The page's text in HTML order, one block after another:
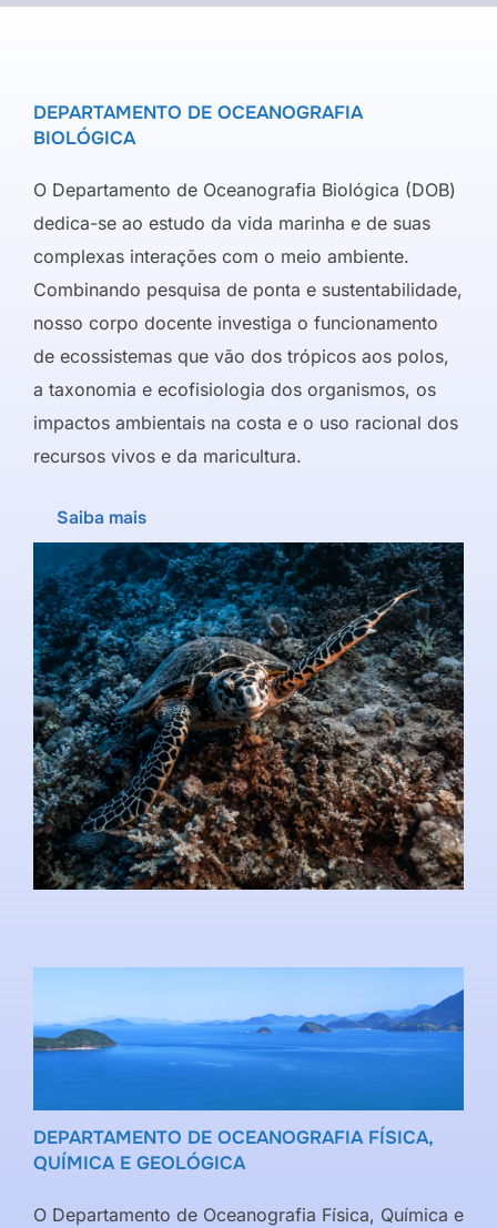
DEPARTAMENTO DE OCEANOGRAFIA
BIOLÓGICA
O Departamento de Oceanografia Biológica (DOB)
dedica-se ao estudo da vida marinha e de suas
complexas interações com o meio ambiente.
Combinando pesquisa de ponta e sustentabilidade,
nosso corpo docente investiga o funcionamento
de ecossistemas que vão dos trópicos aos polos,
a taxonomia e ecofisiologia dos organismos, os
impactos ambientais na costa e o uso racional dos
recursos vivos e da maricultura.
Saiba mais
DEPARTAMENTO DE OCEANOGRAFIA FÍSICA,
QUÍMICA E GEOLÓGICA
O Departamento de Oceanografia Física, Química e